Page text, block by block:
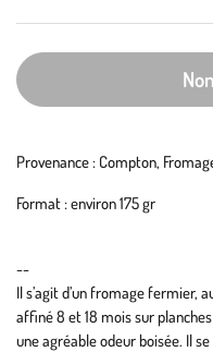
Provenance : Compton,
Format : environ 175 gr
--
Il s’agit d’un fromage fermier,
affiné 8 et 18 mois sur
une agréable odeur boisée. Il